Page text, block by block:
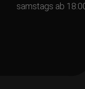
samstags ab